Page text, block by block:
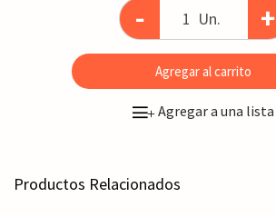
- Un. +
Agregar al carrito
+Agregar a una lista
Productos Relacionados